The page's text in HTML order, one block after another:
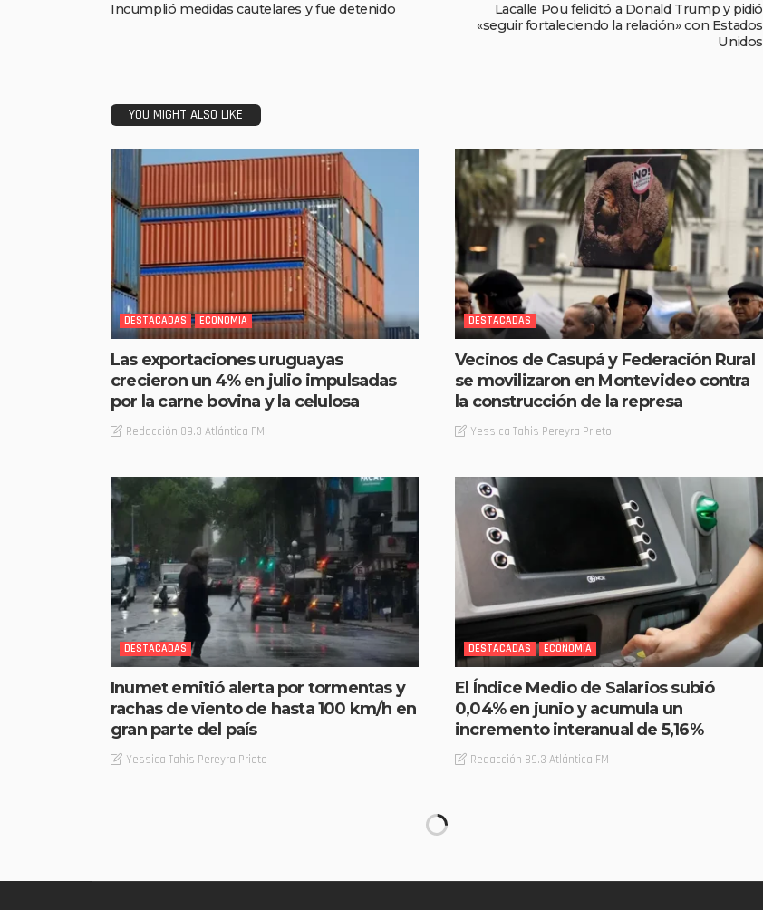
Incumplió medidas cautelares y fue detenido
Lacalle Pou felicitó a Donald Trump y pidió
«seguir fortaleciendo la relación» con Estados
Unidos
YOU MIGHT ALSO LIKE
DESTACADAS ECONOMÍA
Las exportaciones uruguayas
crecieron un 4% en julio impulsadas
por la carne bovina y la celulosa
Redacción 89.3 Atlántica FM
DESTACADAS
Vecinos de Casupá y Federación Rural
se movilizaron en Montevideo contra
la construcción de la represa
Yessica Tahis Pereyra Prieto
DESTACADAS
Inumet emitió alerta por tormentas y
rachas de viento de hasta 100 km/h en
gran parte del país
Yessica Tahis Pereyra Prieto
DESTACADAS ECONOMÍA
El Índice Medio de Salarios subió
0,04% en junio y acumula un
incremento interanual de 5,16%
Redacción 89.3 Atlántica FM